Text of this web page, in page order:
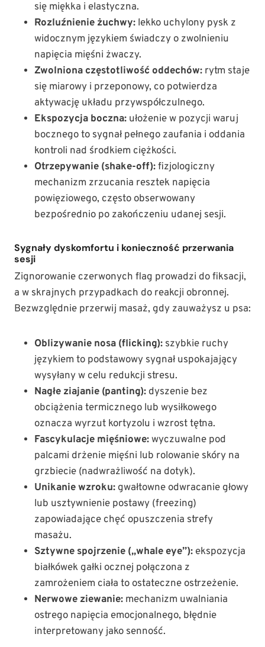
się miękka i elastyczna.
Rozluźnienie żuchwy: lekko uchylony pysk z
widocznym językiem świadczy o zwolnieniu
napięcia mięśni żwaczy.
Zwolniona częstotliwość oddechów: rytm staje
się miarowy i przeponowy, co potwierdza
aktywację układu przywspółczulnego.
Ekspozycja boczna: ułożenie w pozycji waruj
bocznego to sygnał pełnego zaufania i oddania
kontroli nad środkiem ciężkości.
Otrzepywanie (shake-off):fizjologiczny
mechanizm zrzucania resztek napięcia
powięziowego, często obserwowany
bezpośrednio po zakończeniu udanej sesji.
Sygnały dyskomfortu i konieczność przerwania
sesji
Zignorowanie czerwonych flag prowadzi do fiksacji,
a w skrajnych przypadkach do reakcji obronnej.
Bezwzględnie przerwij masaż, gdy zauważysz u psa:
Oblizywanie nosa (flicking): szybkie ruchy
językiem to podstawowy sygnał uspokajający
wysyłany w celu redukcji stresu.
Nagłe ziajanie (panting): dyszenie bez
obciążenia termicznego lub wysiłkowego
oznacza wyrzut kortyzolu i wzrost tętna.
Fascykulacje mięśniowe:wyczuwalne pod
palcami drżenie mięśni lub rolowanie skóry na
grzbiecie (nadwrażliwość na dotyk).
Unikanie wzroku: gwałtowne odwracanie głowy
lub usztywnienie postawy (freezing)
zapowiadające chęć opuszczenia strefy
masażu.
Sztywne spojrzenie („whale eye”): ekspozycja
białkówek gałki ocznej połączona z
zamrożeniem ciała to ostateczne ostrzeżenie.
Nerwowe ziewanie: mechanizm uwalniania
ostrego napięcia emocjonalnego, błędnie
interpretowany jako senność.